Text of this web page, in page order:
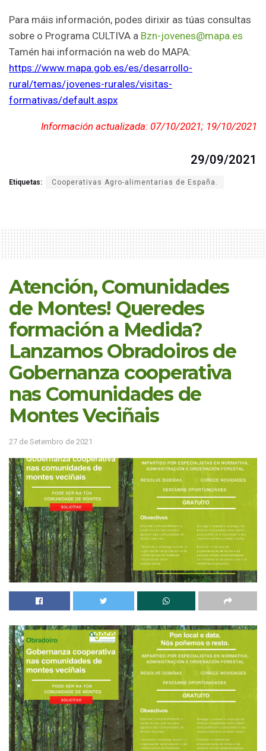
Para máis información, podes dirixir as túas consultas
sobre o Programa CULTIVA a Bzn-jovenes@mapa.es
Tamén hai información na web do MAPA:
https://www.mapa.gob.es/es/desarrollo-
rural/temas/jovenes-rurales/visitas-
formativas/default.aspx
Información actualizada: 07/10/2021; 19/10/2021
29/09/2021
Etiquetas: Cooperativas Agro-alimentarias de España.
Atención, Comunidades
de Montes! Queredes
formación a Medida?
Lanzamos Obradoiros de
Gobernanza cooperativa
nas Comunidades de
Montes Veciñais
27 de Setembro de 2021